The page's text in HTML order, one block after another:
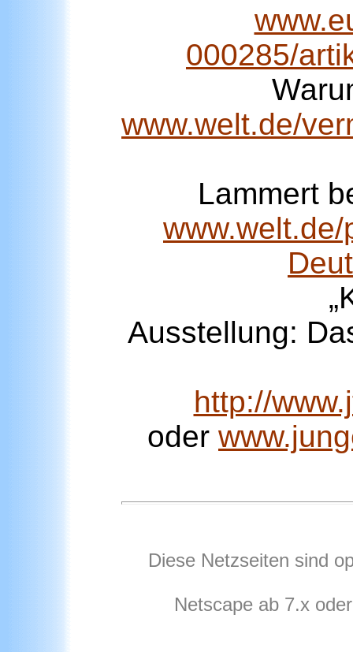
000285/
www.welt.de/
Lammert
Ausstellung:
http://
oder
Diese Netzseiten sind
Netscape ab 7.x